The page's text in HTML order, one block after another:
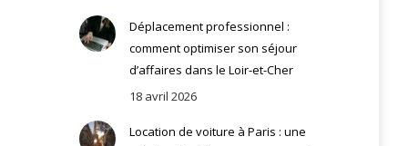
Déplacement professionnel :
comment optimiser son séjour
d’affaires dans le Loir-et-Cher
18 avril 2026
Location de voiture à Paris : une